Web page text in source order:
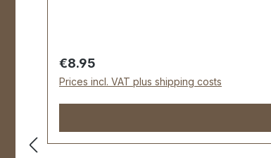
Regular price:
€8.95
Prices incl. VAT plus shipping costs